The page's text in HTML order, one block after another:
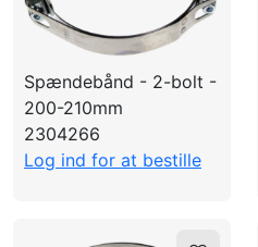
Spændebånd - 2-bolt -
200-210mm
2304266
Log ind for at bestille